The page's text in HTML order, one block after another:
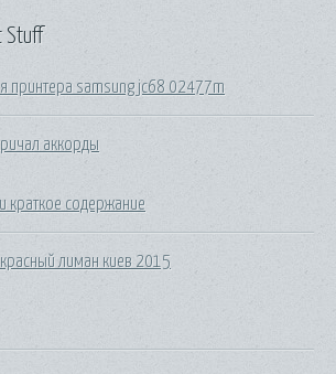
Stuff
принтера samsung jc68 02477m
аккорды
краткое содержание
лиман киев 2015